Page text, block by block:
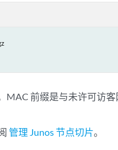
MAC 前缀是与未许可访
管理 Junos 节点切片。